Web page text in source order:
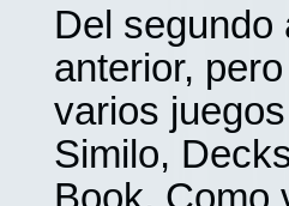
Del segundo
anterior,
varios
Similo,
Book. Como